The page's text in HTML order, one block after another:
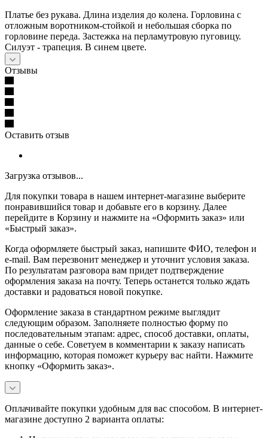
Платье без рукава. Длина изделия до колена. Горловина с
отложным воротником-стойкой и небольшая сборка по
горловине переда. Застежка на перламутровую пуговицу.
Силуэт - трапеция. В синем цвете.
Отзывы
Оставить отзыв
Загрузка отзывов...
Для покупки товара в нашем интернет-магазине выберите
понравившийся товар и добавьте его в корзину. Далее
перейдите в Корзину и нажмите на «Оформить заказ» или
«Быстрый заказ».
Когда оформляете быстрый заказ, напишите ФИО, телефон и
e-mail. Вам перезвонит менеджер и уточнит условия заказа.
По результатам разговора вам придет подтверждение
оформления заказа на почту. Теперь останется только ждать
доставки и радоваться новой покупке.
Оформление заказа в стандартном режиме выглядит
следующим образом. Заполняете полностью форму по
последовательным этапам: адрес, способ доставки, оплаты,
данные о себе. Советуем в комментарии к заказу написать
информацию, которая поможет курьеру вас найти. Нажмите
кнопку «Оформить заказ».
Оплачивайте покупки удобным для вас способом. В интернет-
магазине доступно 2 варианта оплаты: